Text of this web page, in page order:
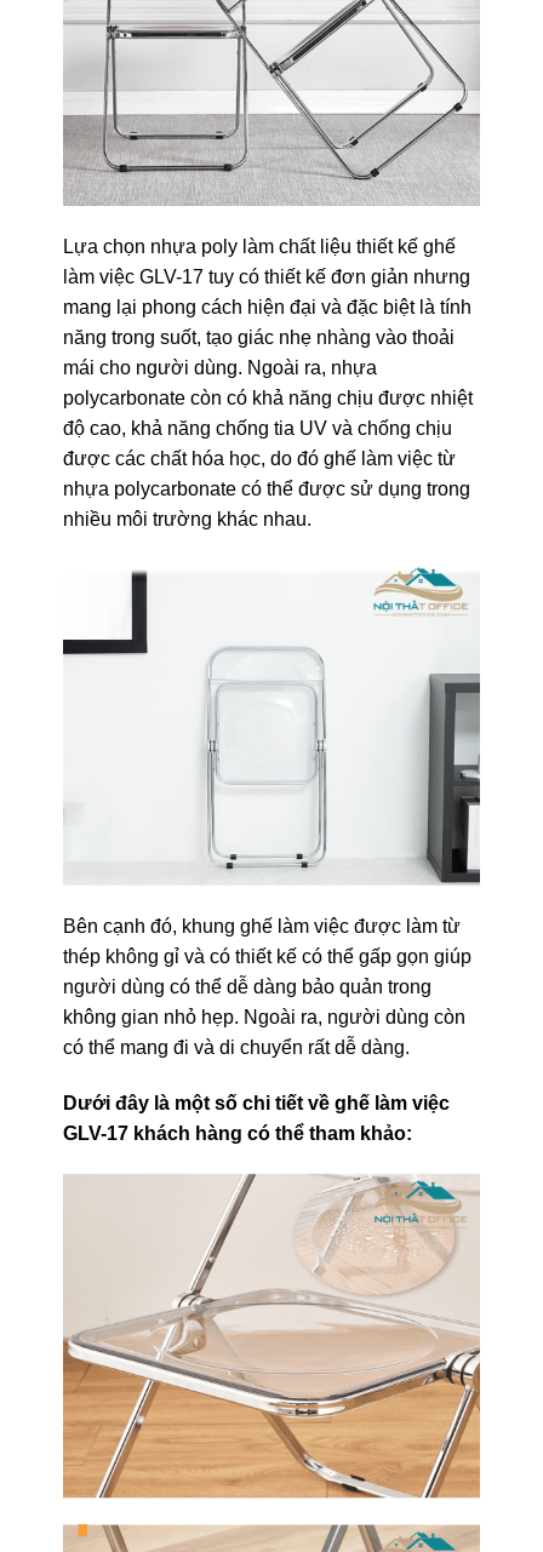
Lựa chọn nhựa poly làm chất liệu thiết kế ghế
làm việc GLV-17 tuy có thiết kế đơn giản nhưng
mang lại phong cách hiện đại và đặc biệt là tính
năng trong suốt, tạo giác nhẹ nhàng vào thoải
mái cho người dùng. Ngoài ra, nhựa
polycarbonate còn có khả năng chịu được nhiệt
độ cao, khả năng chống tia UV và chống chịu
được các chất hóa học, do đó ghế làm việc từ
nhựa polycarbonate có thể được sử dụng trong
nhiều môi trường khác nhau.
Bên cạnh đó, khung ghế làm việc được làm từ
thép không gỉ và có thiết kế có thể gấp gọn giúp
người dùng có thể dễ dàng bảo quản trong
không gian nhỏ hẹp. Ngoài ra, người dùng còn
có thể mang đi và di chuyển rất dễ dàng.
Dưới đây là một số chi tiết về ghế làm việc
GLV-17 khách hàng có thể tham khảo: